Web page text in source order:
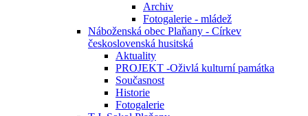
Archiv
Fotogalerie - mládež
Náboženská obec Plaňany - Církev
československá husitská
Aktuality
PROJEKT -Oživlá kulturní památka
Současnost
Historie
Fotogalerie